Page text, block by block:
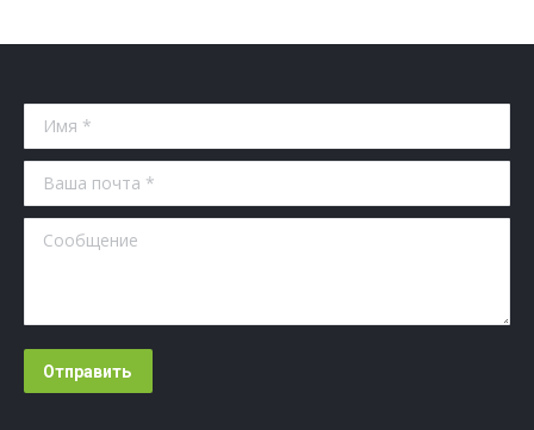
Имя *
Ваша почта *
Сообщение
Отправить